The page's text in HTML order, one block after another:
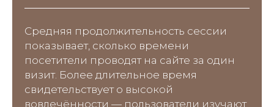
Средняя продолжительность сессии
показывает, сколько времени
посетители проводят на сайте за один
визит. Более длительное время
свидетельствует о высокой
вовлечённости — пользователи изучают